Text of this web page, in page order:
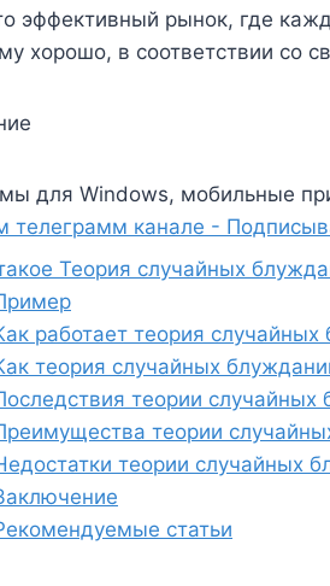
эффективный рынок, где
хорошо, в соответствии со
для Windows, мобильные
телеграмм канале -
Теория случайных
работает теория случайных
теория случайных
теории случайных
теории
теории случайных
статьи